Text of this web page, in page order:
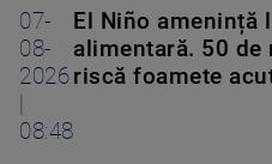
07-
08-
2026
08:48
El Niño amenință
alimentară. 50 de
riscă foamete